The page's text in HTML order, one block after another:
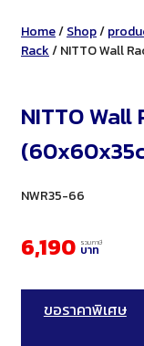
Home/Shop/
Rack/ NITTO Wall
NITTO Wall
NWR35-66
6,190 รวมภาษี
บาท
ขอราคาพิเศษ